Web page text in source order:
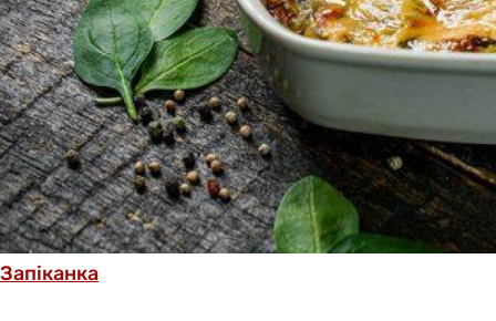
Запіканка